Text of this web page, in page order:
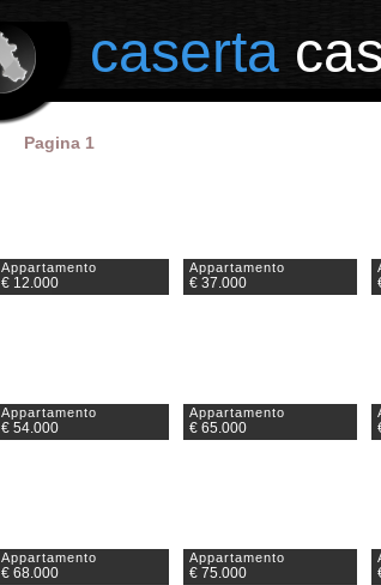
caserta
Pagina 1
Appartamento
€ 12.000
Appartamento
€ 37.000
Appartamento
€ 54.000
Appartamento
€ 65.000
Appartamento
€ 68.000
Appartamento
€ 75.000